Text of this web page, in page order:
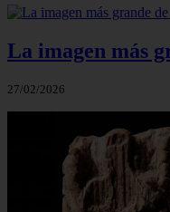
La imagen más
27/02/2026